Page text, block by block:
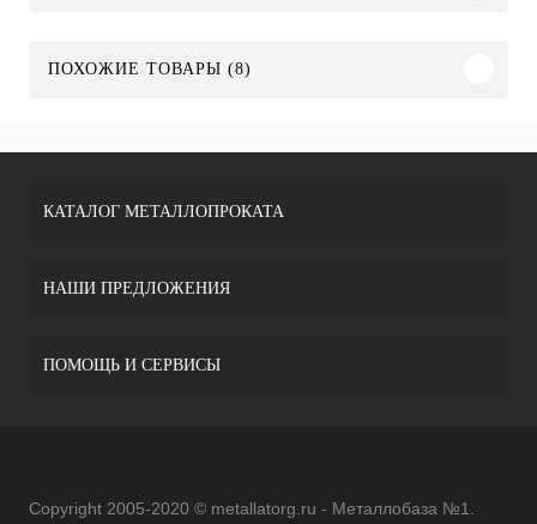
ПОХОЖИЕ ТОВАРЫ (8)
КАТАЛОГ МЕТАЛЛОПРОКАТА
НАШИ ПРЕДЛОЖЕНИЯ
ПОМОЩЬ И СЕРВИСЫ
Copyright 2005-2020 © metallatorg.ru - Металлобаза №1.